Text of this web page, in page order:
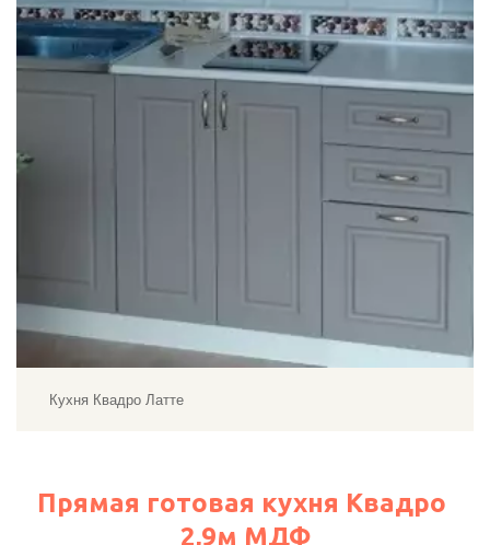
Кухня Квадро Латте
Прямая готовая кухня Квадро
2,9м МДФ